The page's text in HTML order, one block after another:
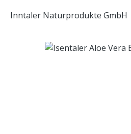
Inntaler Naturprodukte GmbH
Bildergalerie überspringen